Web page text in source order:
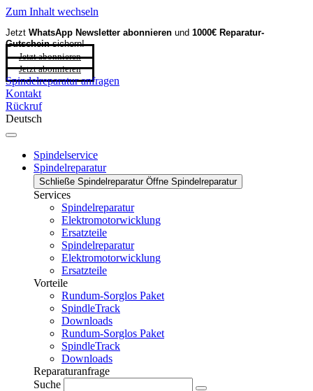
Zum Inhalt wechseln
Jetzt WhatsApp Newsletter abonnieren und 1000€ Reparatur-
Gutscheinsichern!
Jetzt abonnieren
Jetzt abonnieren
Spindelreparatur anfragen
Kontakt
Rückruf
Deutsch
Spindelservice
Spindelreparatur
Schließe Spindelreparatur Öffne Spindelreparatur
Services
Spindelreparatur
Elektromotorwicklung
Ersatzteile
Spindelreparatur
Elektromotorwicklung
Ersatzteile
Vorteile
Rundum-Sorglos Paket
SpindleTrack
Downloads
Rundum-Sorglos Paket
SpindleTrack
Downloads
Reparaturanfrage
Suche